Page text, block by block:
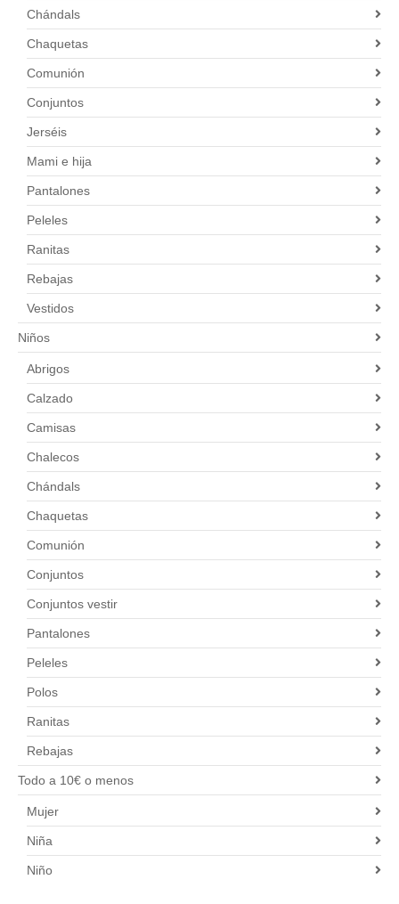
Chándals
Chaquetas
Comunión
Conjuntos
Jerséis
Mami e hija
Pantalones
Peleles
Ranitas
Rebajas
Vestidos
Niños
Abrigos
Calzado
Camisas
Chalecos
Chándals
Chaquetas
Comunión
Conjuntos
Conjuntos vestir
Pantalones
Peleles
Polos
Ranitas
Rebajas
Todo a 10€ o menos
Mujer
Niña
Niño